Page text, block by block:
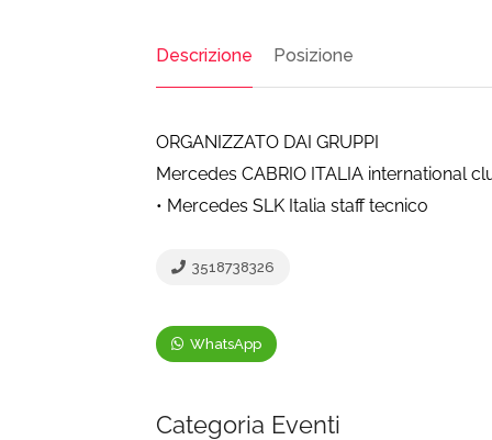
Descrizione Posizione
ORGANIZZATO DAI GRUPPI
Mercedes CABRIO ITALIA international
• Mercedes SLK Italia staff tecnico
3518738326
WhatsApp
Categoria Eventi